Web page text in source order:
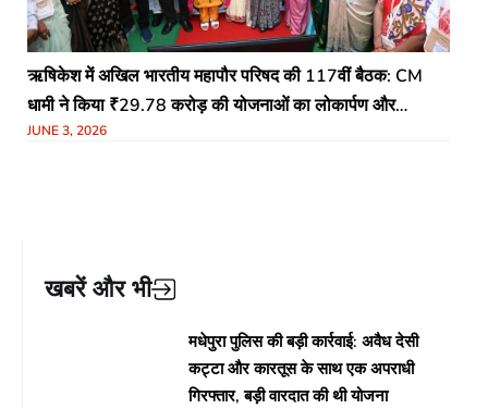
ऋषिकेश में अखिल भारतीय महापौर परिषद की 117वीं बैठक: CM
धामी ने किया ₹29.78 करोड़ की योजनाओं का लोकार्पण और
शिलान्यास
JUNE 3, 2026
खबरें और भी
मधेपुरा पुलिस की बड़ी कार्रवाई: अवैध देसी
कट्टा और कारतूस के साथ एक अपराधी
गिरफ्तार, बड़ी वारदात की थी योजना